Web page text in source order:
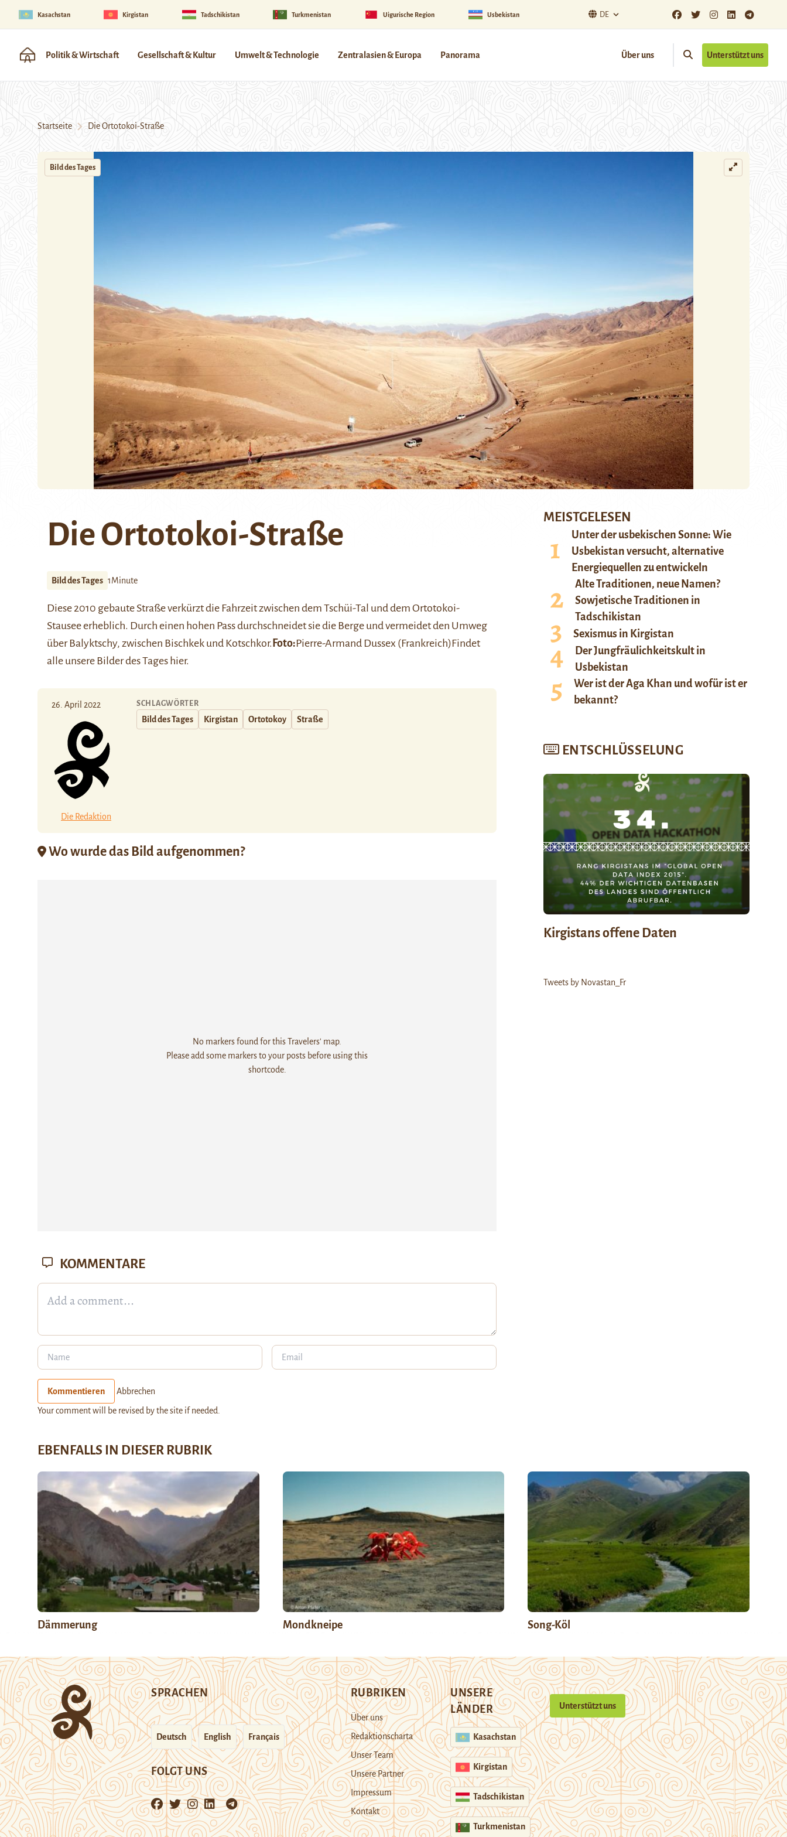
Kasachstan Kirgistan Tadschikistan Turkmenistan Uigurische Region Usbekistan DE
Politik & Wirtschaft Gesellschaft & Kultur Umwelt & Technologie Zentralasien & Europa Panorama Über uns Unterstützt uns
Startseite Die Ortotokoi-Straße
Bild des Tages
Die Ortotokoi-Straße
Bild des Tages 1Minute
Diese 2010 gebaute Straße verkürzt die Fahrzeit zwischen dem Tschüi-Tal und dem Ortotokoi-
Stausee erheblich. Durch einen hohen Pass durchschneidet sie die Berge und vermeidet den Umweg
über Balyktschy, zwischen Bischkek und Kotschkor.Foto:Pierre-Armand Dussex (Frankreich)Findet
alle unsere Bilder des Tages hier.
26. April 2022
Die Redaktion
SCHLAGWÖRTER
Bild des Tages Kirgistan Ortotokoy Straße
Wo wurde das Bild aufgenommen?
No markers found for this Travelers' map.
Please add some markers to your posts before using this
shortcode.
MEISTGELESEN
Unter der usbekischen Sonne: Wie
Usbekistan versucht, alternative
Energiequellen zu entwickeln
Alte Traditionen, neue Namen?
Sowjetische Traditionen in
Tadschikistan
Sexismus in Kirgistan
Der Jungfräulichkeitskult in
Usbekistan
Wer ist der Aga Khan und wofür ist er
bekannt?
ENTSCHLÜSSELUNG
Kirgistans offene Daten
Tweets by Novastan_Fr
KOMMENTARE
Kommentieren Abbrechen
Your comment will be revised by the site if needed.
EBENFALLS IN DIESER RUBRIK
Dämmerung Mondkneipe Song-Köl
SPRACHEN
Deutsch English Français
FOLGT UNS
RUBRIKEN
Über uns
Redaktionscharta
Unser Team
Unsere Partner
Impressum
Kontakt
UNSERE
LÄNDER
Kasachstan
Kirgistan
Tadschikistan
Turkmenistan
Unterstützt uns